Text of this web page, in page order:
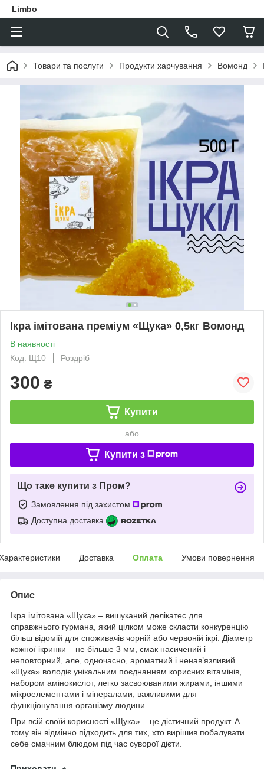
Limbo
Товари та послуги Продукти харчування Вомонд
Ікра імітована преміум «Щука» 0,5кг Вомонд
В наявності
Код: Щ10
Роздріб
300 ₴
Купити
або
Купити з
Що таке купити з Пром?
Замовлення під захистом
Доступна доставка
Доставка Оплата Умови повернення
Опис
Ікра імітована «Щука» – вишуканий делікатес для
справжнього гурмана, який цілком може скласти конкуренцію
більш відомій для споживачів чорній або червоній ікрі. Діаметр
кожної ікринки – не більше 3 мм, смак насичений і
неповторний, але, одночасно, ароматний і ненав’язливий.
«Щука» володіє унікальним поєднанням корисних вітамінів,
набором амінокислот, легко засвоюваними жирами, іншими
мікроелементами і мінералами, важливими для
функціонування організму людини.
При всій своїй корисності «Щука» – це дієтичний продукт. А
тому він відмінно підходить для тих, хто вирішив побалувати
себе смачним блюдом під час суворої дієти.